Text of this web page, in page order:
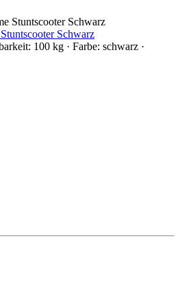
Schwarz
100 kg · Farbe: schwarz ·